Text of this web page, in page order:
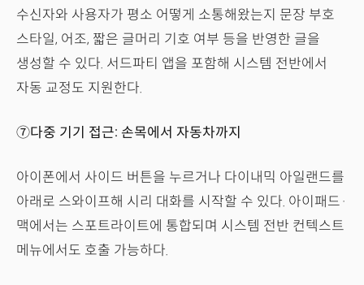
수신자와 사용자가 평소 어떻게 소통해왔는지 문장 부호
스타일, 어조, 짧은 글머리 기호 여부 등을 반영한 글을
생성할 수 있다. 서드파티 앱을 포함해 시스템 전반에서
자동 교정도 지원한다.
⑦다중 기기 접근: 손목에서 자동차까지
아이폰에서 사이드 버튼을 누르거나 다이내믹 아일랜드를
아래로 스와이프해 시리 대화를 시작할 수 있다. 아이패드·
맥에서는 스포트라이트에 통합되며 시스템 전반 컨텍스트
메뉴에서도 호출 가능하다.